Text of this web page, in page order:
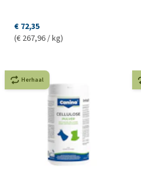
€ 72,35
(€ 267,96 / kg)
Herhaal